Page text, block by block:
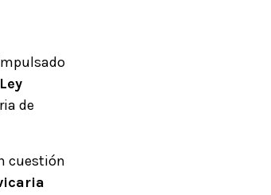
Ley
de
cuestión